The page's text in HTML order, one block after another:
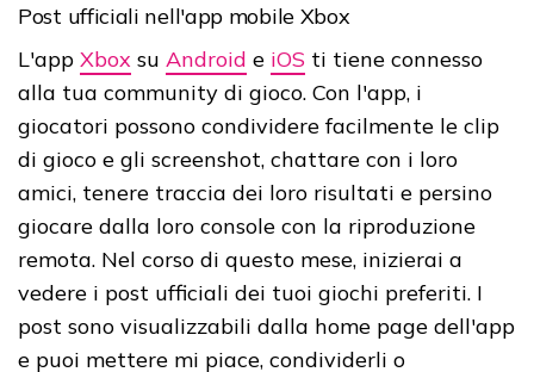
Post ufficiali nell'app mobile Xbox
L'app Xbox su Android e iOS ti tiene connesso
alla tua community di gioco. Con l'app, i
giocatori possono condividere facilmente le clip
di gioco e gli screenshot, chattare con i loro
amici, tenere traccia dei loro risultati e persino
giocare dalla loro console con la riproduzione
remota. Nel corso di questo mese, inizierai a
vedere i post ufficiali dei tuoi giochi preferiti. I
post sono visualizzabili dalla home page dell'app
e puoi mettere mi piace, condividerli o